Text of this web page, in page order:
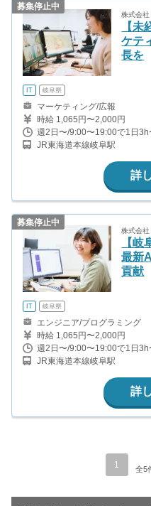
募集停止中
株式会社
【
ケテ
長を
IT 岐阜県
マーケティング/広報
時給 1,065円〜2,000円
週2日〜/9:00〜19:00で1日3h
JR東海道本線岐阜駅
詳
募集停止中
株式会社
【岐
最新
貢献
IT 岐阜県
エンジニア/プログラミング
時給 1,065円〜2,000円
週2日〜/9:00〜19:00で1日3h
JR東海道本線岐阜駅
詳
1 全5